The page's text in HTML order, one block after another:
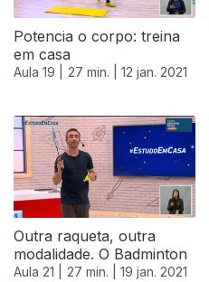
Potencia o corpo: treina
em casa
Aula 19 | 27 min. | 12 jan. 2021
Outra raqueta, outra
modalidade. O Badminton
Aula 21 | 27 min. | 19 jan. 2021